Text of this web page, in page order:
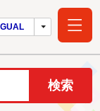
陸太田市ホー